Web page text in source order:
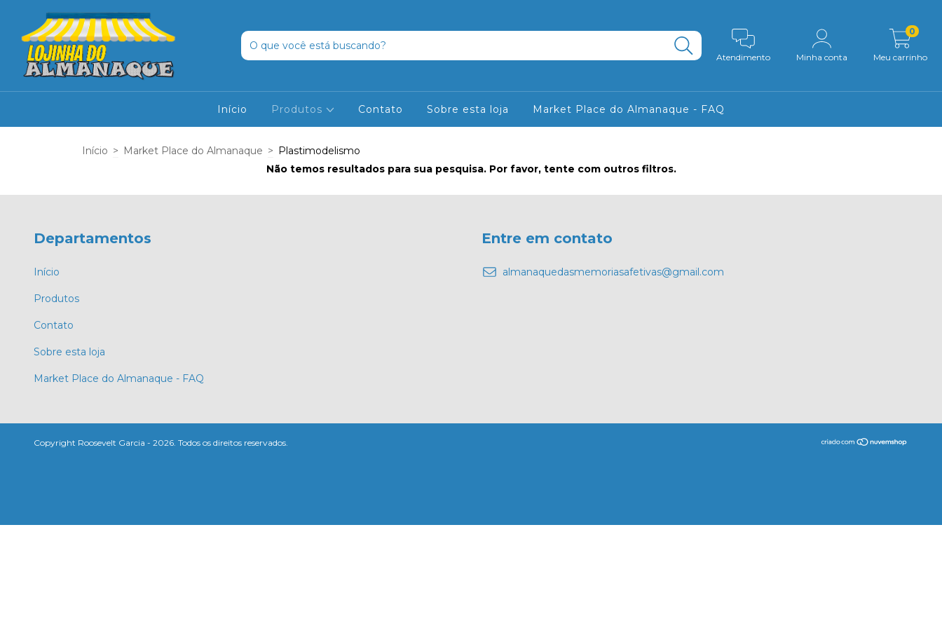
Atendimento Minha conta Meu carrinho
0
Início Produtos Contato Sobre esta loja Market Place do Almanaque - FAQ
Início > Market Place do Almanaque > Plastimodelismo
Não temos resultados para sua pesquisa. Por favor, tente com outros filtros.
Departamentos
Início
Produtos
Contato
Sobre esta loja
Market Place do Almanaque - FAQ
Entre em contato
almanaquedasmemoriasafetivas@gmail.com
Copyright Roosevelt Garcia - 2026. Todos os direitos reservados.